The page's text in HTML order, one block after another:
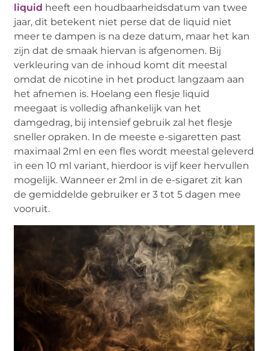
liquid heeft een houdbaarheidsdatum van twee
jaar, dit betekent niet perse dat de liquid niet
meer te dampen is na deze datum, maar het kan
zijn dat de smaak hiervan is afgenomen. Bij
verkleuring van de inhoud komt dit meestal
omdat de nicotine in het product langzaam aan
het afnemen is. Hoelang een flesje liquid
meegaat is volledig afhankelijk van het
damgedrag, bij intensief gebruik zal het flesje
sneller opraken. In de meeste e-sigaretten past
maximaal 2ml en een fles wordt meestal geleverd
in een 10 ml variant, hierdoor is vijf keer hervullen
mogelijk. Wanneer er 2ml in de e-sigaret zit kan
de gemiddelde gebruiker er 3 tot 5 dagen mee
vooruit.